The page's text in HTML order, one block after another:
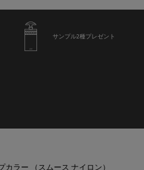
サンプル2種プレゼント
ラー （スムース ナイロン）